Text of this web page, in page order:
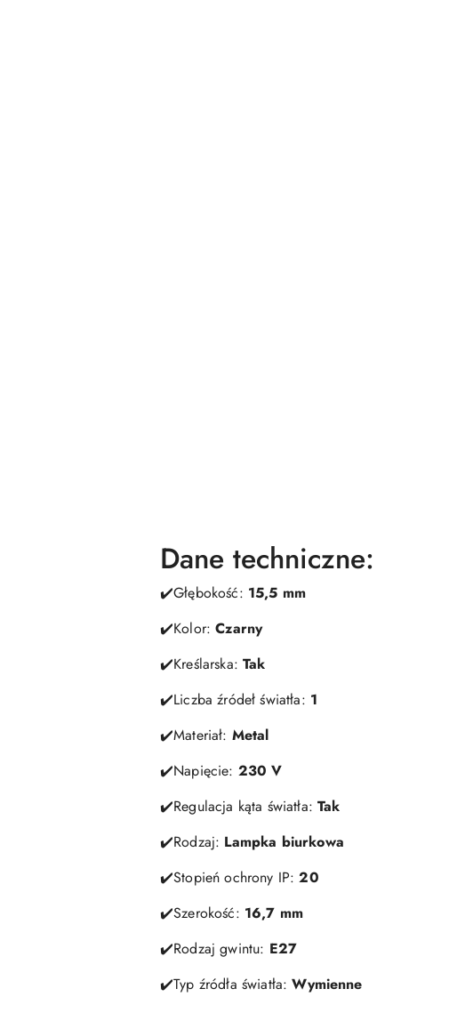
Dane techniczne:
✔️Głębokość: 15,5 mm
✔️Kolor:Czarny
✔️Kreślarska:Tak
✔️Liczba źródeł światła: 1
✔️Materiał: Metal
✔️Napięcie: 230 V
✔️Regulacja kąta światła: Tak
✔️Rodzaj: Lampka biurkowa
✔️Stopień ochrony IP:20
✔️Szerokość: 16,7 mm
✔️Rodzaj gwintu: E27
✔️Typ źródła światła:Wymienne